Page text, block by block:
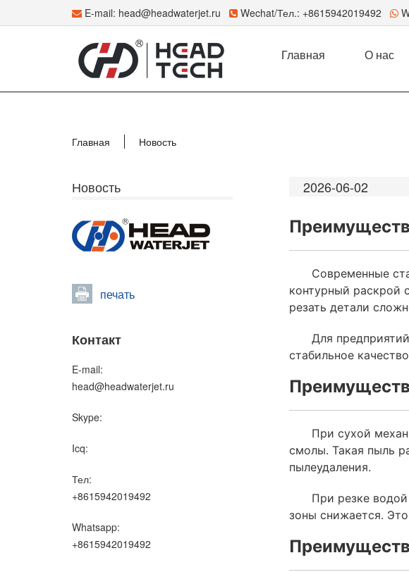
E-mail: head@headwaterjet.ru Wechat/Тел.: +8615942019492
Главная О нас
Главная Новость
Новость
печать
Контакт
E-mail:
head@headwaterjet.ru
Skype:
Icq:
Тел:
+8615942019492
Whatsapp:
+8615942019492
2026-06-02
Современные
контурный раскрой
резать детали
Для
стабильное
При сухой
смолы. Такая пыль
пылеудаления.
При резке
зоны снижается.